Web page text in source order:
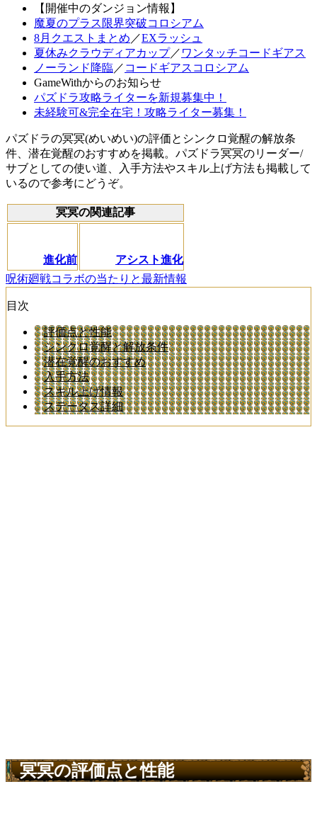
【開催中のダンジョン情報】
魔夏のプラス限界突破コロシアム
8月クエストまとめ ／EXラッシュ
夏休みクラウディアカップ／ ワンタッチコードギアス
ノーランド降臨／ コードギアスコロシアム
GameWithからのお知らせ
パズドラ攻略ライターを新規募集中！
未経験可&完全在宅！攻略ライター募集！
パズドラの冥冥(めいめい)の評価とシンクロ覚醒の解放条
件、潜在覚醒のおすすめを掲載。パズドラ冥冥のリーダー/
サブとしての使い道、入手方法やスキル上げ方法も掲載して
いるので参考にどうぞ。
冥冥の関連記事
進化前
アシスト進化
呪術廻戦コラボの当たりと最新情報
目次
評価点と性能
シンクロ覚醒と解放条件
潜在覚醒のおすすめ
入手方法
スキル上げ情報
ステータス詳細
冥冥の評価点と性能